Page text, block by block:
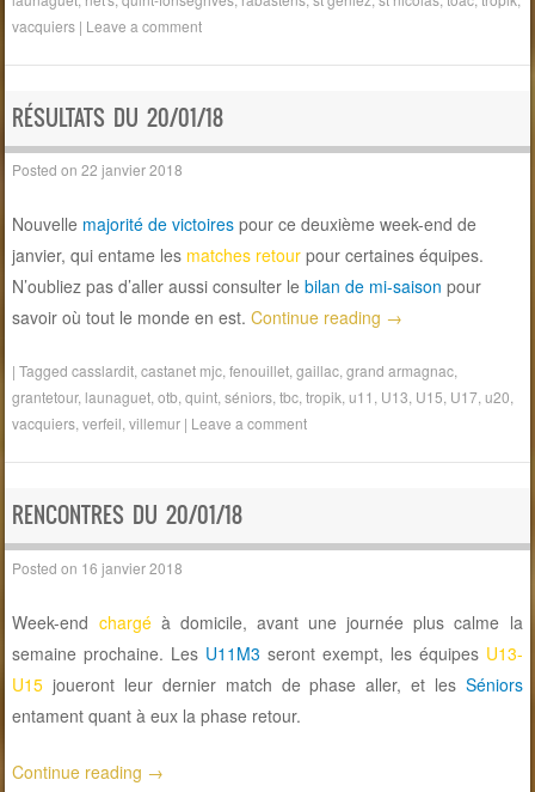
vacquiers | Leave a comment
RÉSULTATS DU 20/01/18
Posted on22 janvier 2018
Nouvelle majorité de victoires pour ce deuxième week-end de
janvier, qui entame les matches retour pour certaines équipes.
N’oubliez pas d’aller aussi consulter lebilan de mi-saison pour
savoir où tout le monde en est.Continue reading →
|Taggedcasslardit ,castanet mjc ,fenouillet ,gaillac ,grand armagnac
grantetour, launaguet ,otb ,quint ,séniors ,tbc ,tropik ,u11 U13 U15 U17 ,u20
vacquiers ,verfeil ,villemur | Leave a comment
RENCONTRES DU 20/01/18
Posted on 16 janvier 2018
Week-end chargéà domicile, avant une journée plus calme la
semaine prochaine. Les U11M3 seront exempt, les équipes U13-
U15 joueront leur dernier match de phase aller, et les Séniors
entament quant à eux la phase retour.
Continue reading →